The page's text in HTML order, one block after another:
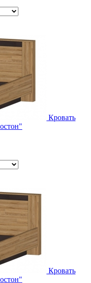
Кровать
Кровать